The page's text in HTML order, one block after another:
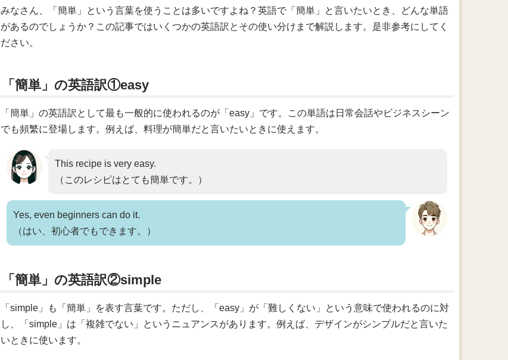
e
みなさん、「簡単」という言葉を使うことは多いですよね？英語で「簡単」と言いたいとき、どんな単語
があるのでしょうか？この記事ではいくつかの英語訳とその使い分けまで解説します。是非参考にしてく
ださい。
「簡単」の英語訳①easy
「簡単」の英語訳として最も一般的に使われるのが「easy」です。この単語は日常会話やビジネスシーン
でも頻繁に登場します。例えば、料理が簡単だと言いたいときに使えます。
This recipe is very easy.
（このレシピはとても簡単です。）
Yes, even beginners can do it.
（はい、初心者でもできます。）
「簡単」の英語訳②simple
「simple」も「簡単」を表す言葉です。ただし、「easy」が「難しくない」という意味で使われるのに対
し、「simple」は「複雑でない」というニュアンスがあります。例えば、デザインがシンプルだと言いた
いときに使います。